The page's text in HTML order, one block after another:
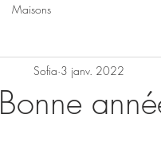
Maisons
Bonne
Sofia 3 janv. 2022